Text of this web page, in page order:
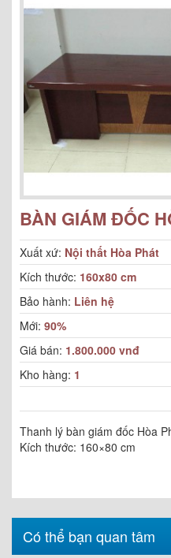
BÀN GIÁM ĐỐC
Xuất xứ: Nội thất Hòa Phát
Kích thước: 160x80 cm
Bảo hành: Liên hệ
Mới: 90%
Giá bán: 1.800.000 vnđ
Kho hàng: 1
Thanh lý bàn giám đốc Hòa
Kích thước: 160×80 cm
Có thể bạn quan tâm